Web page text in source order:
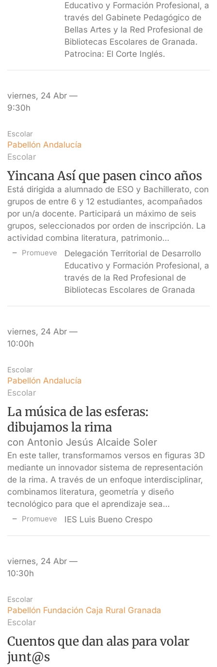
Educativo y Formación Profesional, a
través del Gabinete Pedagógico de
Bellas Artes y la Red Profesional de
Bibliotecas Escolares de Granada.
Patrocina: El Corte Inglés.
viernes, 24 Abr —
9:30h
Escolar
Pabellón Andalucía
Escolar
Yincana Así que pasen cinco años
Está dirigida a alumnado de ESO y Bachillerato, con
grupos de entre 6 y 12 estudiantes, acompañados
por un/a docente. Participará un máximo de seis
grupos, seleccionados por orden de inscripción. La
actividad combina literatura, patrimonio…
Promueve
Delegación Territorial de Desarrollo
Educativo y Formación Profesional, a
través de la Red Profesional de
Bibliotecas Escolares de Granada
viernes, 24 Abr —
10:00h
Escolar
Pabellón Andalucía
Escolar
La música de las esferas:
dibujamos la rima
con Antonio Jesús Alcaide Soler
En este taller, transformamos versos en figuras 3D
mediante un innovador sistema de representación
de la rima. A través de un enfoque interdisciplinar,
combinamos literatura, geometría y diseño
tecnológico para que el aprendizaje sea…
Promueve IES Luis Bueno Crespo
viernes, 24 Abr —
10:30h
Escolar
Pabellón Fundación Caja Rural Granada
Escolar
Cuentos que dan alas para volar
junt@s